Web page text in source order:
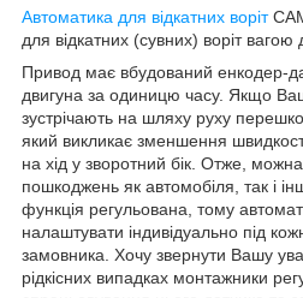
Автоматика для відкатних воріт
для відкатних (сувних) воріт вагою
Привод має вбудований енкодер-
двигуна за одиницю часу. Якщо
зустрічають на шляху руху
який викликає зменшення
на хід у зворотний бік. Отже,
пошкоджень як автомобіля, так і
функція регульована, тому
налаштувати індивідуально під
замовника. Хочу звернути Вашу
рідкісних випадках монтажники